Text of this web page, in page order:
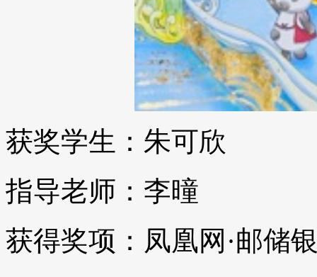
获奖学生：朱可欣
指导老师：李曈
获得奖项：凤凰网·邮储